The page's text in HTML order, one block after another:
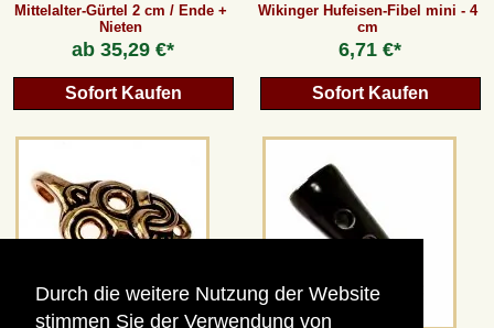
Durch die weitere Nutzung der Website
stimmen Sie der Verwendung von
Mittelalter-Gürtel 2 cm / Ende +
Nieten
ab35,29 €*
Sofort Kaufen
Wikinger Hufeisen-Fibel mini - 4
cm
6,71 €*
Sofort Kaufen